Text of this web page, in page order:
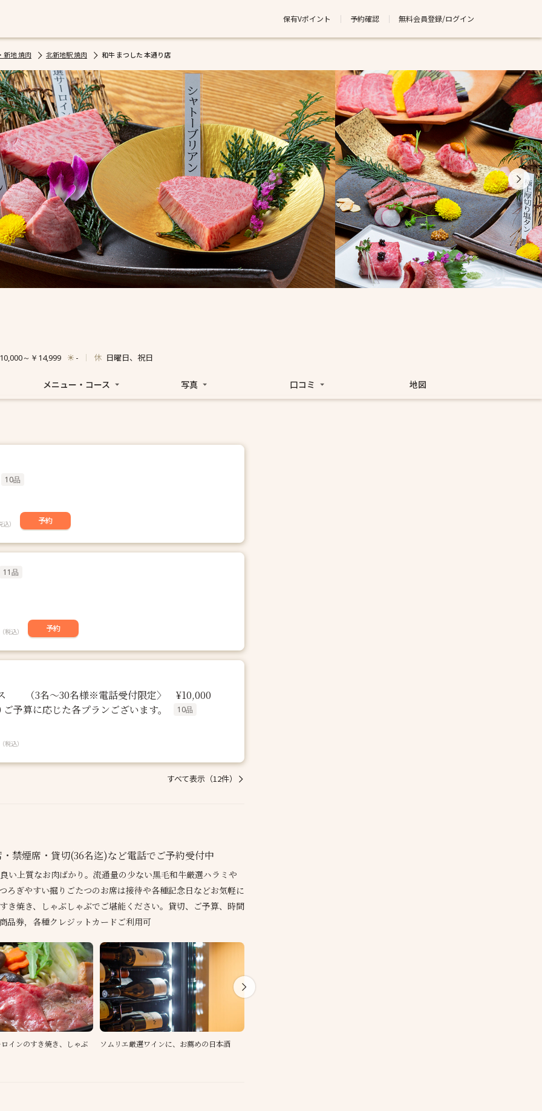
保有Vポイント 予約確認 無料会員登録/ログイン
新地 焼肉 北新地駅 焼肉 和牛 まつした 本通り店
～￥14,999 - 休 日曜日、祝日
メニュー・コース 写真 口コミ 地図
10品
） 予約
11品
税込） 予約
ス （3名〜30名様※電話受付限定〉 ¥10,000
予算に応じた各プランございます。
10品
税込）
すべて表示（12件）
禁煙席・貸切(36名迄)など電話でご予約受付中
い上質なお肉ばかり。流通量の少ない黒毛和牛厳選ハラミや
ろぎやすい掘りごたつのお席は接待や各種記念日などお気軽に
き焼き、しゃぶしゃぶでご堪能ください。貸切、ご予算、時間
品券，各種クレジットカードご利用可
インのすき焼き、しゃぶ ソムリエ厳選ワインに、お薦めの日本酒